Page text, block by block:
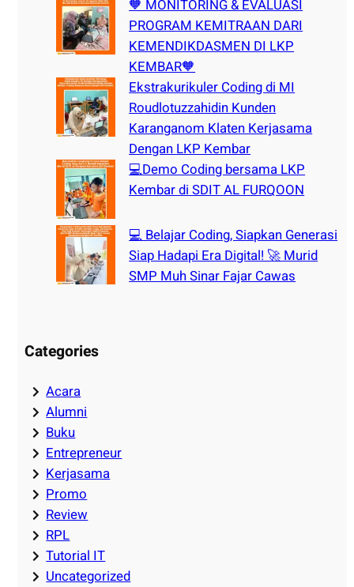
🧡 MONITORING & EVALUASI
PROGRAM KEMITRAAN DARI
KEMENDIKDASMEN DI LKP
KEMBAR🧡
Ekstrakurikuler Coding di MI
Roudlotuzzahidin Kunden
Karanganom Klaten Kerjasama
Dengan LKP Kembar
💻Demo Coding bersama LKP
Kembar di SDIT AL FURQOON
💻 Belajar Coding, Siapkan Generasi
Siap Hadapi Era Digital! 🚀 Murid
SMP Muh Sinar Fajar Cawas
Categories
Acara
Alumni
Buku
Entrepreneur
Kerjasama
Promo
Review
RPL
Tutorial IT
Uncategorized